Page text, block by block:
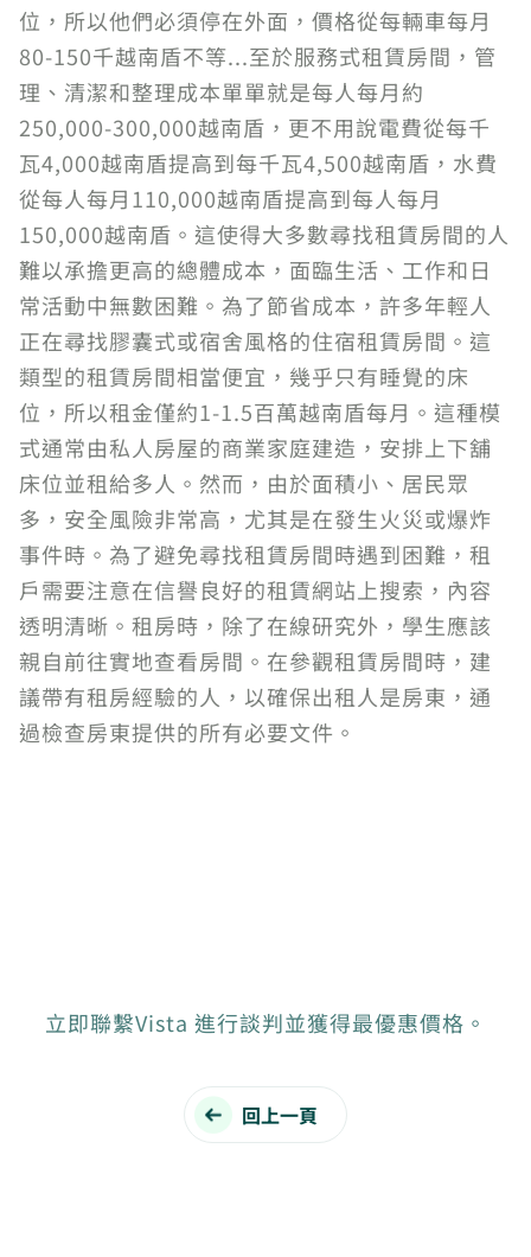
位，所以他們必須停在外面，價格從每輛車每月
80-150千越南盾不等...至於服務式租賃房間，管
理、清潔和整理成本單單就是每人每月約
250,000-300,000越南盾，更不用說電費從每千
瓦4,000越南盾提高到每千瓦4,500越南盾，水費
從每人每月110,000越南盾提高到每人每月
150,000越南盾。這使得大多數尋找租賃房間的人
難以承擔更高的總體成本，面臨生活、工作和日
常活動中無數困難。為了節省成本，許多年輕人
正在尋找膠囊式或宿舍風格的住宿租賃房間。這
類型的租賃房間相當便宜，幾乎只有睡覺的床
位，所以租金僅約1-1.5百萬越南盾每月。這種模
式通常由私人房屋的商業家庭建造，安排上下舖
床位並租給多人。然而，由於面積小、居民眾
多，安全風險非常高，尤其是在發生火災或爆炸
事件時。為了避免尋找租賃房間時遇到困難，租
戶需要注意在信譽良好的租賃網站上搜索，內容
透明清晰。租房時，除了在線研究外，學生應該
親自前往實地查看房間。在參觀租賃房間時，建
議帶有租房經驗的人，以確保出租人是房東，通
過檢查房東提供的所有必要文件。
立即聯繫Vista 進行談判並獲得最優惠價格。
回上一頁